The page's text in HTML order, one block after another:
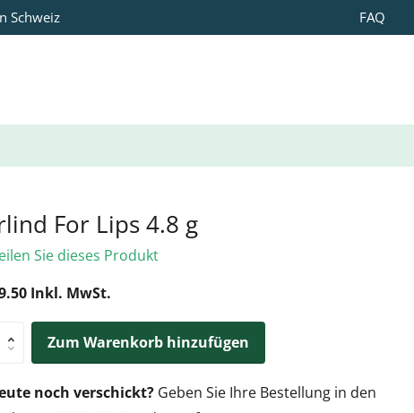
Schweiz FAQ
For Lips 4.8 g
Sie dieses Produkt
Inkl. MwSt.
Zum Warenkorb hinzufügen
noch verschickt?Geben Sie Ihre Bestellung in den